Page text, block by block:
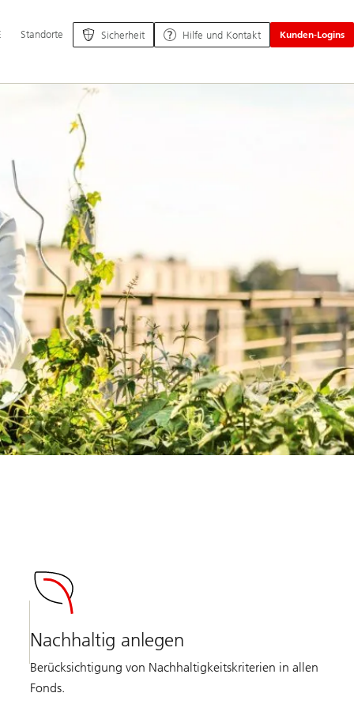
Standorte Sicherheit Hilfe und Kontakt Kunden-Logins
Nachhaltig anlegen
Berücksichtigung von Nachhaltigkeitskriterien in allen
Fonds.